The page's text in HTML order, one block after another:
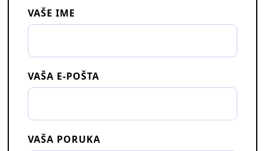
VAŠE IME
VAŠA E-POŠTA
VAŠA PORUKA